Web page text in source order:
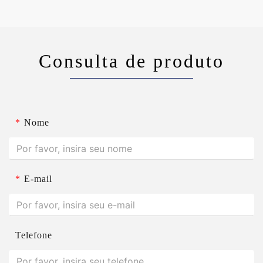
Consulta de produto
* Nome
* E-mail
Telefone